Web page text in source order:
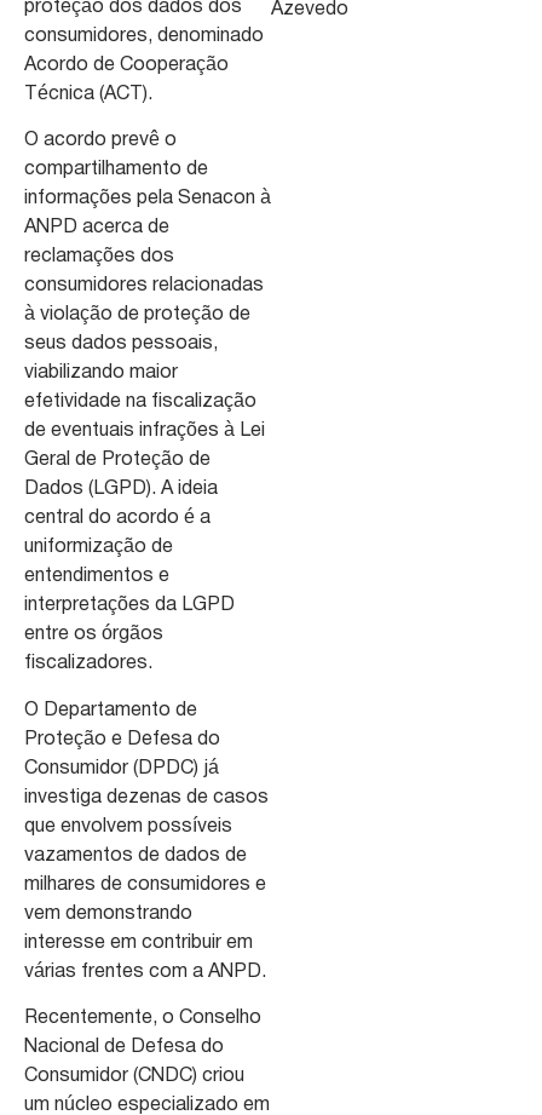
proteção dos dados dos
consumidores, denominado
Acordo de Cooperação
Técnica (ACT).
O acordo prevê o
compartilhamento de
informações pela Senacon à
ANPD acerca de
reclamações dos
consumidores relacionadas
à violação de proteção de
seus dados pessoais,
viabilizando maior
efetividade na fiscalização
de eventuais infrações à Lei
Geral de Proteção de
Dados (LGPD). A ideia
central do acordo é a
uniformização de
entendimentos e
interpretações da LGPD
entre os órgãos
fiscalizadores.
O Departamento de
Proteção e Defesa do
Consumidor (DPDC) já
investiga dezenas de casos
que envolvem possíveis
vazamentos de dados de
milhares de consumidores e
vem demonstrando
interesse em contribuir em
várias frentes com a ANPD.
Recentemente, o Conselho
Nacional de Defesa do
Consumidor (CNDC) criou
um núcleo especializado em
Azevedo